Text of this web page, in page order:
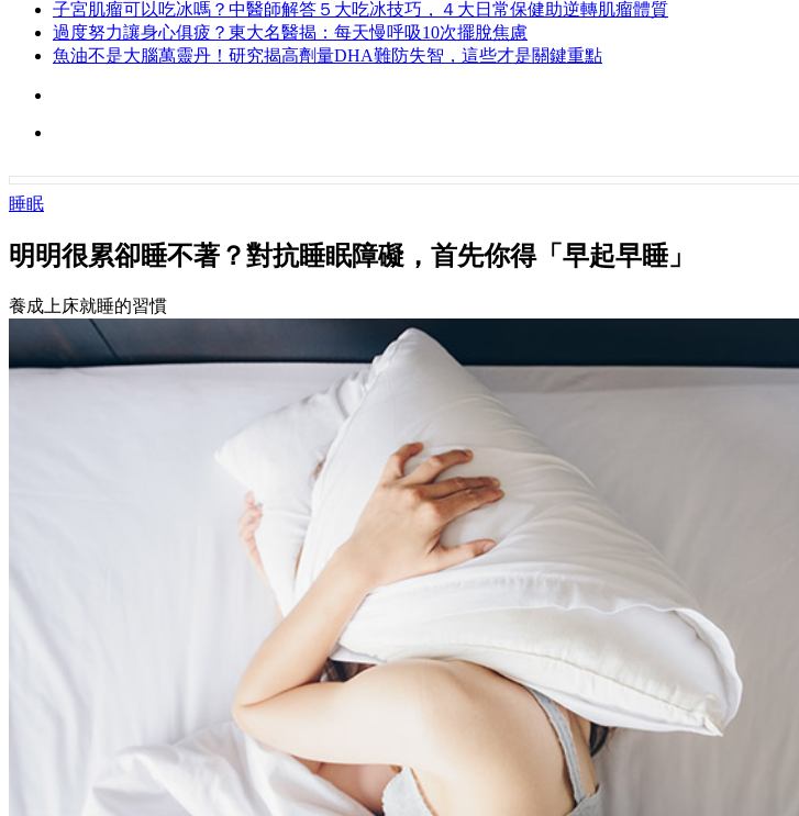
子宮肌瘤可以吃冰嗎？中醫師解答５大吃冰技巧，４大日常保健助逆轉肌瘤體質
過度努力讓身心俱疲？東大名醫揭：每天慢呼吸10次擺脫焦慮
魚油不是大腦萬靈丹！研究揭高劑量DHA難防失智，這些才是關鍵重點
睡眠
明明很累卻睡不著？對抗睡眠障礙，首先你得「早起早睡」
養成上床就睡的習慣